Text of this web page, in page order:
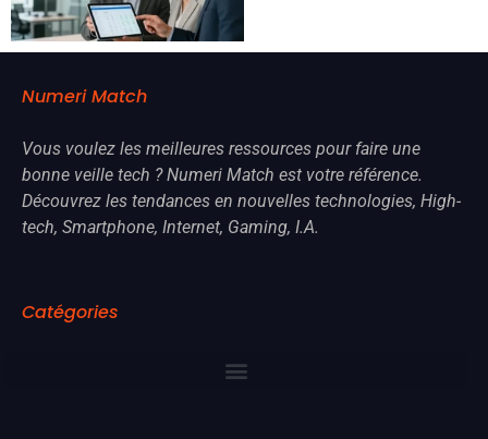
Numeri Match
Vous voulez les meilleures ressources pour faire une
bonne veille tech ? Numeri Match est votre référence.
Découvrez les tendances en nouvelles technologies, High-
tech, Smartphone, Internet, Gaming, I.A.
Catégories